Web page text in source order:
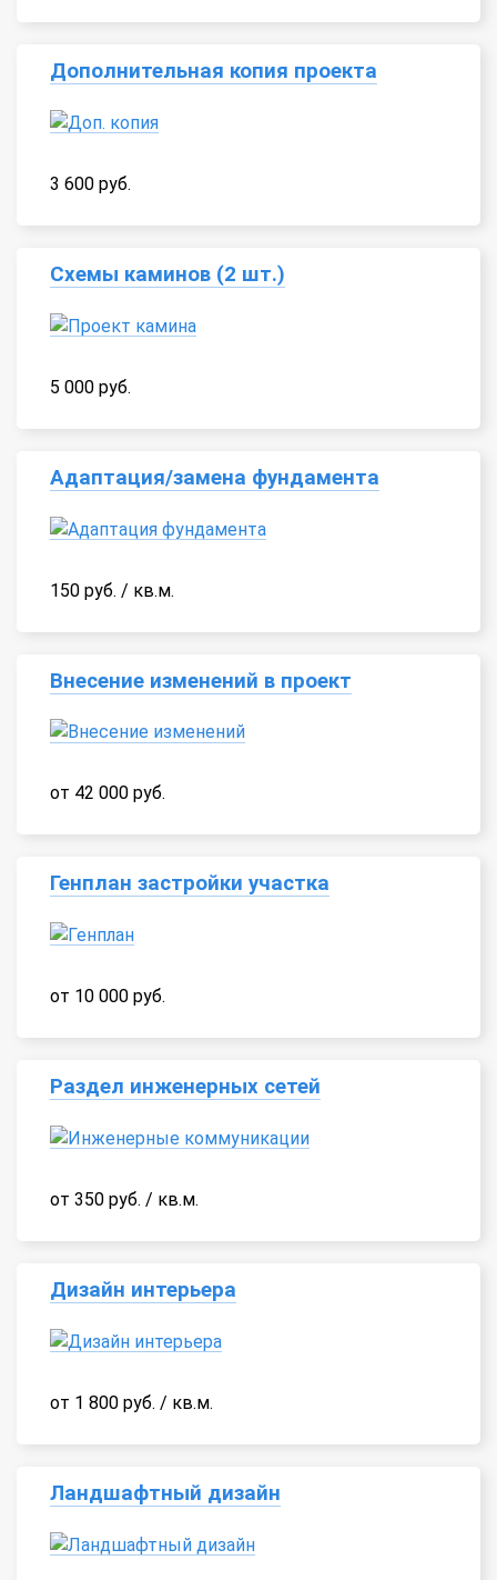
Дополнительная копия проекта
3 600 руб.
Схемы каминов (2 шт.)
5 000 руб.
Адаптация/замена фундамента
150 руб. / кв.м.
Внесение изменений в проект
от 42 000 руб.
Генплан застройки участка
от 10 000 руб.
Раздел инженерных сетей
от 350 руб. / кв.м.
Дизайн интерьера
от 1 800 руб. / кв.м.
Ландшафтный дизайн